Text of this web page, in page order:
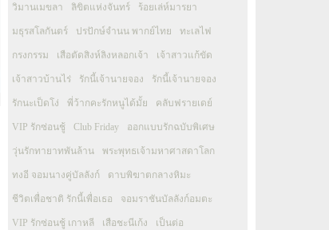
วิมานเมขลา ลิขิตแห่งจันทร์ ร้อยเล่ห์มารยา
มธุรสโลกันตร์ ปรปักษ์จำนน พากย์ไทย ทะเลไฟ
กรงกรรม เสือตัดสิงห์ลิงหลอกเจ้า เจ้าสาวแก้ขัด
เจ้าสาวบ้านไร่ รักนี้เจ้านายจอง รักนี้เจ้านายจอง
รักนะเป็ดโง่ พี่ว้ากคะรักหนูได้มั้ย คลับฟรายเดย์
VIP รักซ่อนชู้ Club Friday ออกแบบรักฉบับพิเศษ
วุ่นรักทายาทพันล้าน พระพุทธเจ้ามหาศาสดาโลก
ทงอี จอมนางคู่บัลลังก์ ดาบพิฆาตกลางหิมะ
ชีวิตเพื่อชาติ รักนี้เพื่อเธอ จอมราชันบัลลังก์อมตะ
VIP รักซ่อนชู้ เกาหลี เสือชะนีเก้ง เป็นต่อ